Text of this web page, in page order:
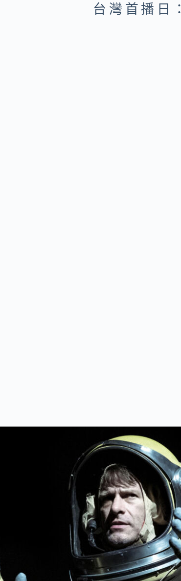
台灣首播日：